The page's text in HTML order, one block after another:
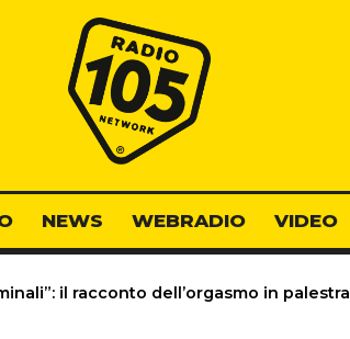
Radio 105
NEWS WEBRADIO VIDEO
il racconto dell’orgasmo in palestra